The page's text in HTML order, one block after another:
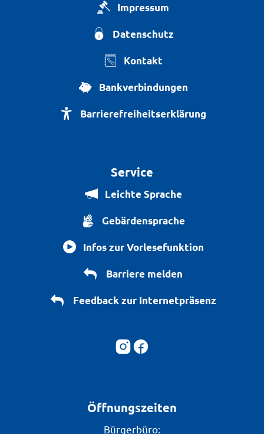
Impressum
Datenschutz
Kontakt
Bankverbindungen
Barrierefreiheitserklärung
Service
Leichte Sprache
Gebärdensprache
Infos zur Vorlesefunktion
Barriere melden
Feedback zur Internetpräsenz
Öffnungszeiten
Bürgerbüro: